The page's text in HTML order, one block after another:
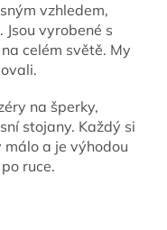
vzhledem,
vyrobené s
celém světě. My
na šperky,
stojany. Každý si
málo a je výhodou
ruce.